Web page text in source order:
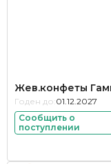
Жев.конфеты
Годен до: 01.12.2027
Сообщить о
поступлении